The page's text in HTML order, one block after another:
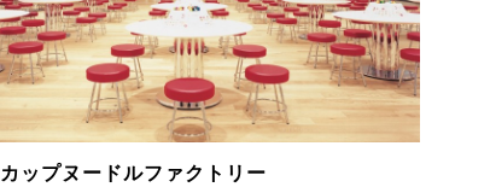
カップヌードルファクトリー